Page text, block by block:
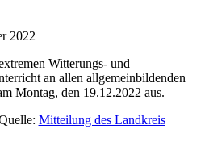
2022
Witterungs- und
an allen allgemeinbildenden
Montag, den 19.12.2022 aus.
Mitteilung des Landkreis